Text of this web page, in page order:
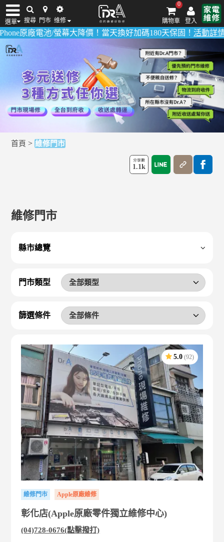
選單 搜尋 門市 维修 登入
0
購物車
iPhone維修/價格 筆電維修/價格 Android手機維修/價格 MacBook維修/價
降價！當天換好加碼180天保固！活動詳情請點我！多數品項0
首頁 > 維修門市
1.1k
維修門市
縣市總覽
門市類型
篩選條件
5.0 (92)
維修門市 Apple原廠維修
彰化店(Apple原廠零件獨立維修中心)
(04)728-0676(點擊撥打)